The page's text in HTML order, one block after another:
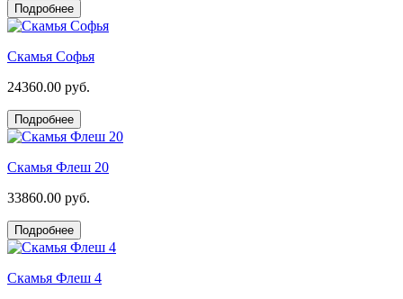
Подробнее
Скамья Софья
24360.00 руб.
Подробнее
Скамья Флеш 20
33860.00 руб.
Подробнее
Скамья Флеш 4